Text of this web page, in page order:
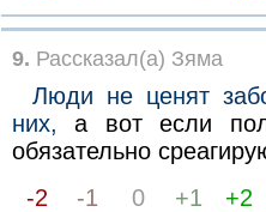
9. Рассказал(а) Зяма
Люди не ценят
них, а вот если
обязательно
-2
-1 0 +1
+2